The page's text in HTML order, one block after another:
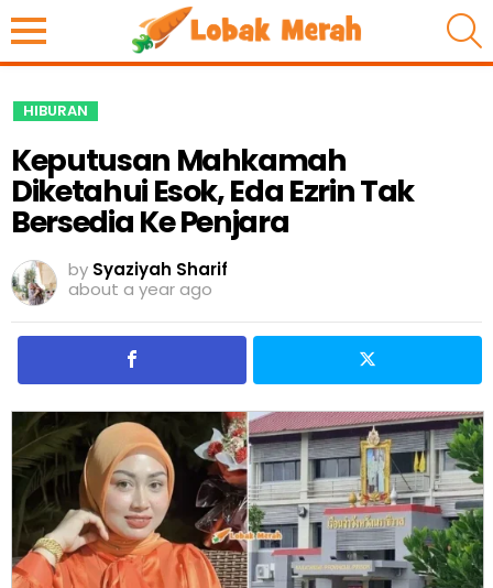
HIBURAN
Keputusan Mahkamah
Diketahui Esok, Eda Ezrin Tak
Bersedia Ke Penjara
by Syaziyah Sharif
about a year ago